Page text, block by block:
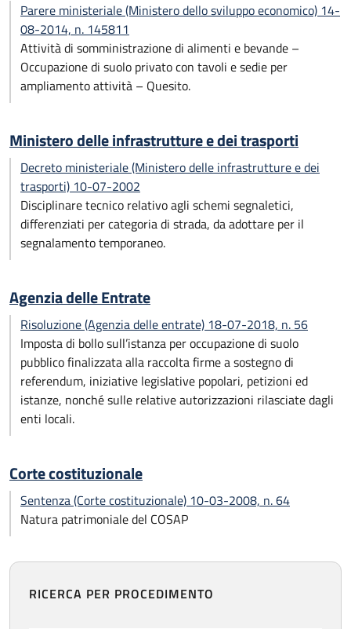
Parere ministeriale (Ministero dello sviluppo economico) 14-
08-2014, n. 145811
Attività di somministrazione di alimenti e bevande –
Occupazione di suolo privato con tavoli e sedie per
ampliamento attività – Quesito.
Ministero delle infrastrutture e dei trasporti
Decreto ministeriale (Ministero delle infrastrutture e dei
trasporti) 10-07-2002
Disciplinare tecnico relativo agli schemi segnaletici,
differenziati per categoria di strada, da adottare per il
segnalamento temporaneo.
Agenzia delle Entrate
Risoluzione (Agenzia delle entrate) 18-07-2018, n. 56
Imposta di bollo sull’istanza per occupazione di suolo
pubblico finalizzata alla raccolta firme a sostegno di
referendum, iniziative legislative popolari, petizioni ed
istanze, nonché sulle relative autorizzazioni rilasciate dagli
enti locali.
Corte costituzionale
Sentenza (Corte costituzionale) 10-03-2008, n. 64
Natura patrimoniale del COSAP
RICERCA PER PROCEDIMENTO